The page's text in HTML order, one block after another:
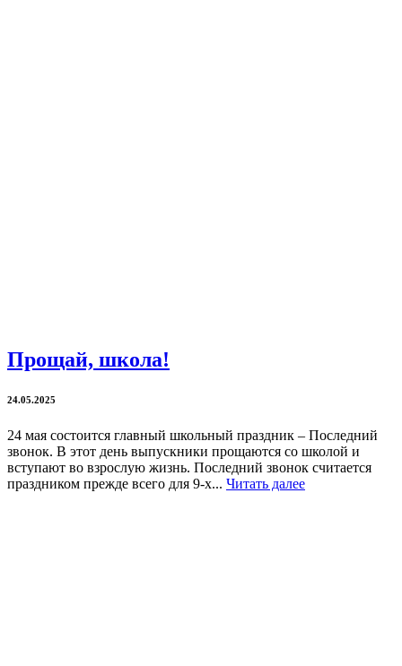
Прощай, школа!
24.05.2025
24 мая состоится главный школьный праздник – Последний
звонок. В этот день выпускники прощаются со школой и
вступают во взрослую жизнь. Последний звонок считается
праздником прежде всего для 9-х... Читать далее